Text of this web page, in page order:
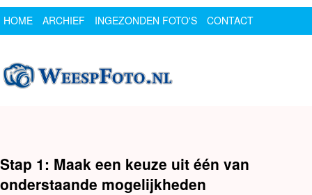
HOME ARCHIEF INGEZONDEN FOTO'S
CONTACT
Stap 1: Maak een keuze uit één van
onderstaande mogelijkheden